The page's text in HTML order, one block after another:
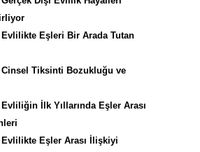
Evlilikte Eşleri Bir Arada Tutan
Cinsel Tiksinti Bozukluğu ve
Evliliğin İlk Yıllarında Eşler Arası
Evlilikte Eşler Arası İlişkiyi